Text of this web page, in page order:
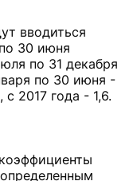
вводиться
30 июня
по 31 декабря
по 30 июня -
с 2017 года - 1,6.